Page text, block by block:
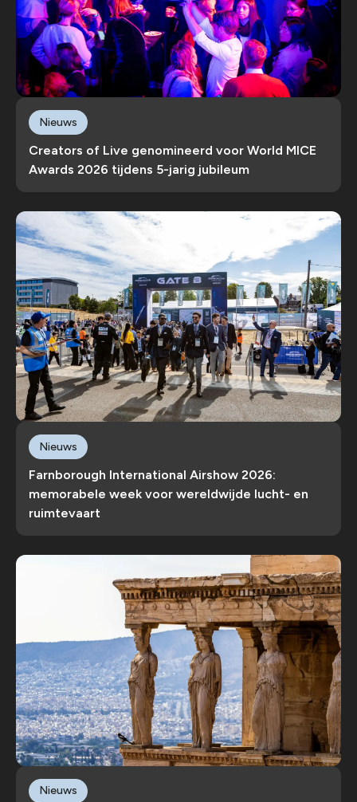
Creators of Live genomineerd voor World MICE
Awards 2026 tijdens 5-jarig jubileum
Nieuws
Farnborough International Airshow 2026:
memorabele week voor wereldwijde lucht- en
ruimtevaart
Nieuws
Nieuws